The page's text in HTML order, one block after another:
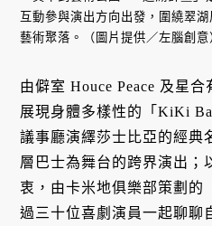
互動參與演出方向出發，圍繞翠
藝術聚落。（圖片提供／左腦創意
由僻室 Houce Peace 及星
展現身體多樣性的「KiKi
議事廳演繹莎士比亞的經典
層巴士為舞台的跨界演出；
衷，由卡米地俱樂部策劃的
過三十位喜劇演員一起聊聊